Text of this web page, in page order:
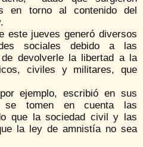
en torno al contenido del
este jueves generó diversos
sociales debido a las
devolverle la libertad a la
civiles y militares, que
ejemplo, escribió en sus
se tomen en cuenta las
que la sociedad civil y las
la ley de amnistía no sea